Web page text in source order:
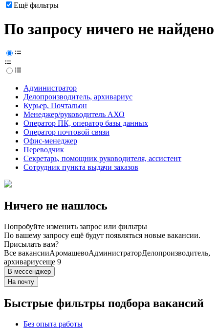
Ещё фильтры
По запросу ничего не найдено
Администратор
Делопроизводитель, архивариус
Курьер, Почтальон
Менеджер/руководитель АХО
Оператор ПК, оператор базы данных
Оператор почтовой связи
Офис-менеджер
Переводчик
Секретарь, помощник руководителя, ассистент
Сотрудник пункта выдачи заказов
Ничего не нашлось
Попробуйте изменить запрос или фильтры
По вашему запросу ещё будут появляться новые вакансии.
Присылать вам?
Все вакансииАромашевоАдминистраторДелопроизводитель,
архивариусеще 9
В мессенджер
На почту
Быстрые фильтры подбора вакансий
Без опыта работы